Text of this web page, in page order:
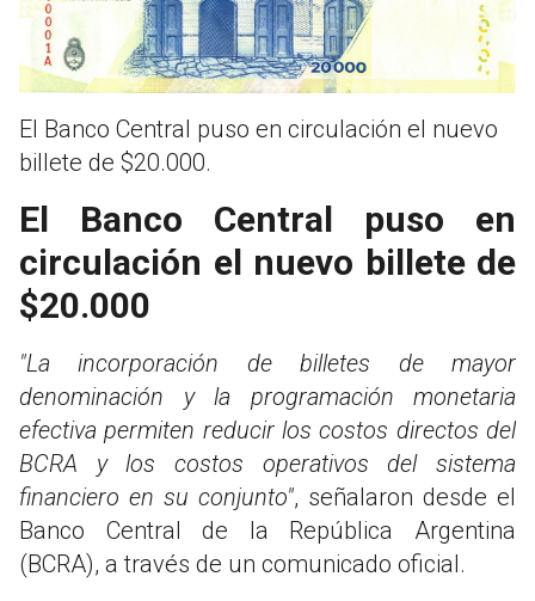
El Banco Central puso en circulación el nuevo
billete de $20.000.
El Banco Central puso en
circulación el nuevo billete de
$20.000
"La incorporación de billetes de mayor
denominación y la programación monetaria
efectiva permiten reducir los costos directos del
BCRA y los costos operativos del sistema
financiero en su conjunto", señalaron desde el
Banco Central de la República Argentina
(BCRA), a través de un comunicado oficial.